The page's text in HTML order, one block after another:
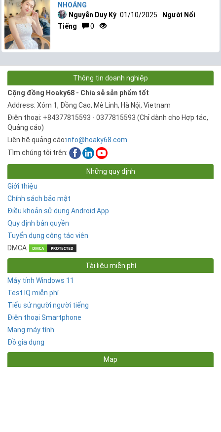
NHOÁNG
Nguyễn Duy Kỳ 01/10/2025
Người Nổi
Tiếng
0
Thông tin doanh nghiệp
Cộng đồng Hoaky68 - Chia sẻ sản phẩm tốt
Address: Xóm 1, Đồng Cao, Mê Linh, Hà Nội, Vietnam
Điện thoại: +84377815593 - 0377815593 (Chỉ dành cho Hợp tác,
Quảng cáo)
Liên hệ quảng cáo:info@hoaky68.com
Tìm chúng tôi trên:
Những quy định
Giới thiệu
Chính sách bảo mật
Điều khoản sử dụng Android App
Quy định bản quyền
Tuyển dụng cộng tác viên
DMCA
Tài liệu miễn phí
Máy tính Windows 11
Test IQ miễn phí
Tiểu sử người người tiếng
Điện thoại Smartphone
Mạng máy tính
Đồ gia dụng
Map